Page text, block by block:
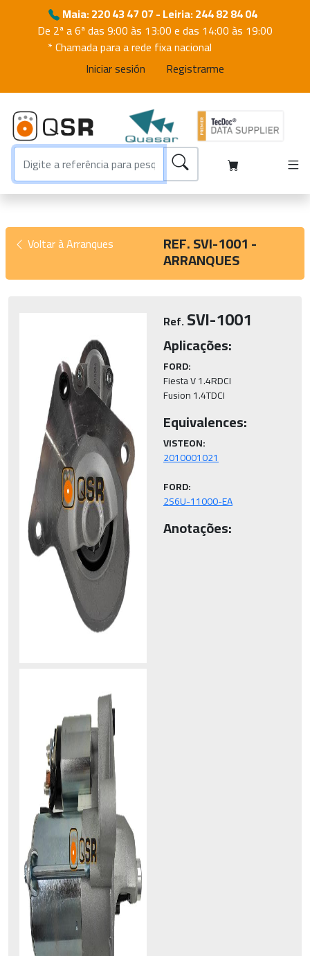
Maia: 220 43 47 07 - Leiria: 244 82 84 04
De 2ª a 6ª das 9:00 às 13:00 e das 14:00 às 19:00
* Chamada para a rede fixa nacional
Iniciar sesión
Registrarme
Voltar à Arranques REF. SVI-1001 -
ARRANQUES
Ref.SVI-1001
Aplicações:
FORD:
Fiesta V 1.4RDCI
Fusion 1.4TDCI
Equivalences:
VISTEON:
FORD:
2S6U-11000-EA
Anotações: